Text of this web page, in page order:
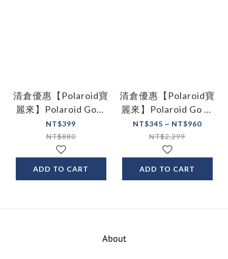
清倉優惠【Polaroid寶
麗來】Polaroid Go拍
立得 相機帶
NT$399
NT$880
ADD TO CART
清倉優惠【Polaroid寶
麗來】Polaroid Go 彩
色雙包裝相紙－黑白框
DGF1/DGF2/DGF3
NT$345 ~ NT$960
NT$2,299
ADD TO CART
About